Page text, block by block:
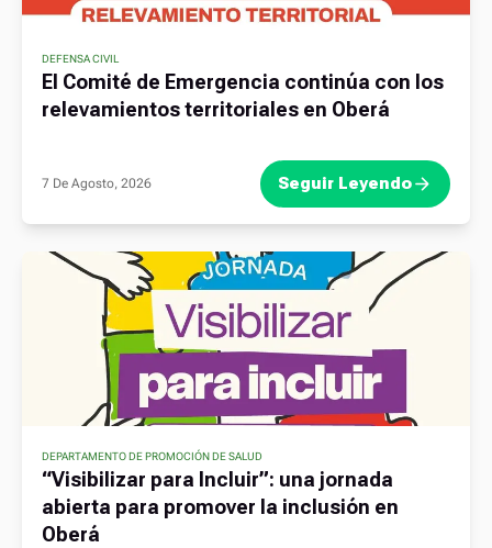
DEFENSA CIVIL
El Comité de Emergencia continúa con los
relevamientos territoriales en Oberá
7 De Agosto, 2026 Seguir Leyendo
DEPARTAMENTO DE PROMOCIÓN DE SALUD
“Visibilizar para Incluir”: una jornada
abierta para promover la inclusión en
Oberá